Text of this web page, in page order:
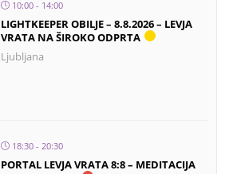
10:00 - 14:00
LIGHTKEEPER OBILJE – 8.8.2026 – LEVJA
VRATA NA ŠIROKO ODPRTA
Ljubljana
18:30 - 20:30
PORTAL LEVJA VRATA 8:8 – MEDITACIJA